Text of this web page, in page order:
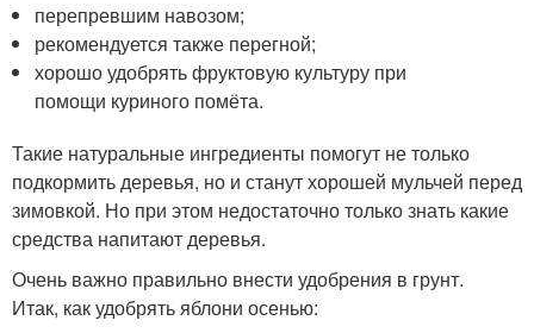
перепревшим навозом;
рекомендуется также перегной;
хорошо удобрять фруктовую культуру при
помощи куриного помёта.
Такие натуральные ингредиенты помогут не только
подкормить деревья, но и станут хорошей мульчей перед
зимовкой. Но при этом недостаточно только знать какие
средства напитают деревья.
Очень важно правильно внести удобрения в грунт.
Итак, как удобрять яблони осенью: